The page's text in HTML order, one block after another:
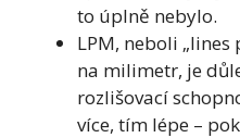
to úplně nebylo.
LPM, neboli
na milimetr, je
rozlišovací
více, tím lépe –